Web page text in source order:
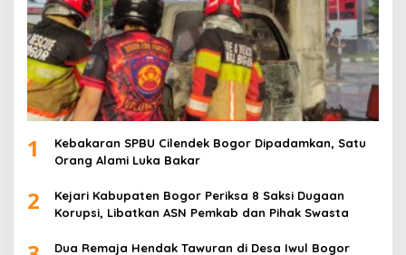
1
Kebakaran SPBU Cilendek Bogor Dipadamkan, Satu
Orang Alami Luka Bakar
2
Kejari Kabupaten Bogor Periksa 8 Saksi Dugaan
Korupsi, Libatkan ASN Pemkab dan Pihak Swasta
Dua Remaja Hendak Tawuran di Desa Iwul Bogor